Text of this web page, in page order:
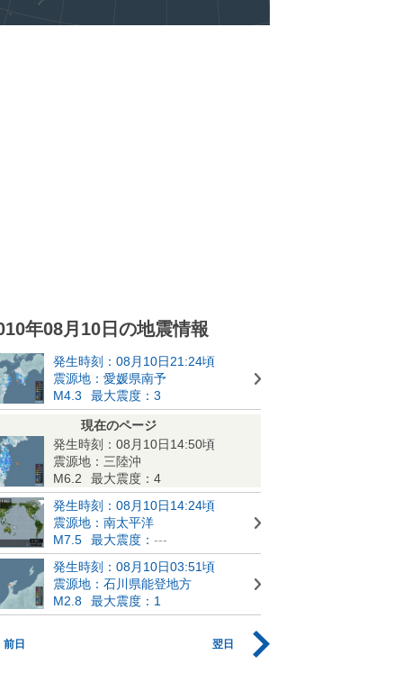
年08月10日の地震情報
発生時刻：08月10日21:24頃
震源地：愛媛県南予
M4.3
最大震度：3
現在のページ
発生時刻：08月10日14:50頃
震源地：三陸沖
M6.2
最大震度：4
発生時刻：08月10日14:24頃
震源地：南太平洋
M7.5
最大震度： ---
発生時刻：08月10日03:51頃
震源地：石川県能登地方
M2.8
最大震度：1
前日 翌日